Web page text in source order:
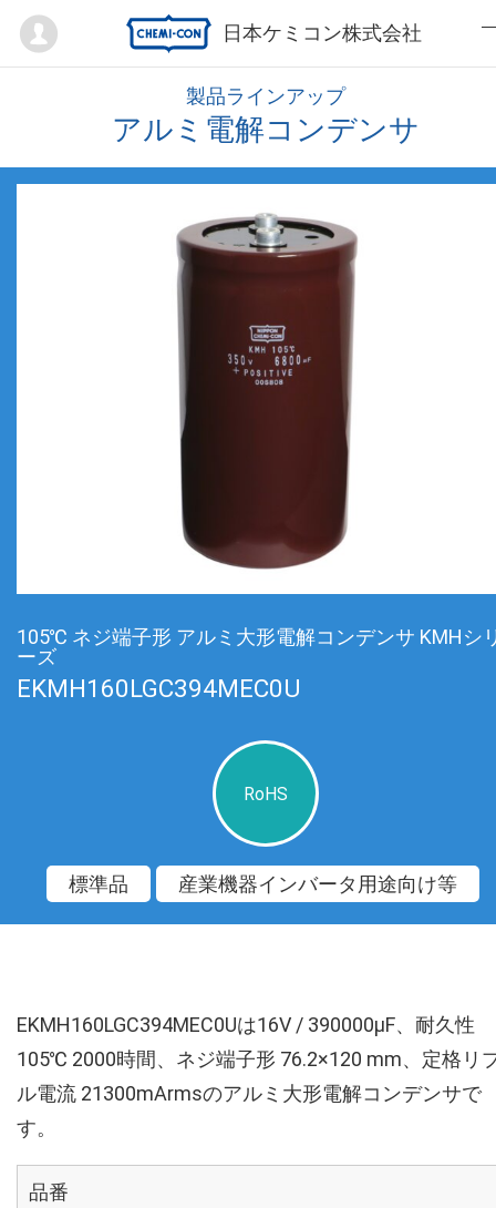
日本ケミコン株式会社
Mypage
製品ラインアップ
アルミ電解コンデンサ
105℃ ネジ端子形 アルミ大形電解コンデンサ KMHシ
ーズ
EKMH160LGC394MEC0U
RoHS
標準品 産業機器インバータ用途向け等
EKMH160LGC394MEC0Uは16V / 390000µF、耐久性
105℃ 2000時間、ネジ端子形 76.2×120 mm、定格リ
ル電流 21300mArmsのアルミ大形電解コンデンサで
す。
品番